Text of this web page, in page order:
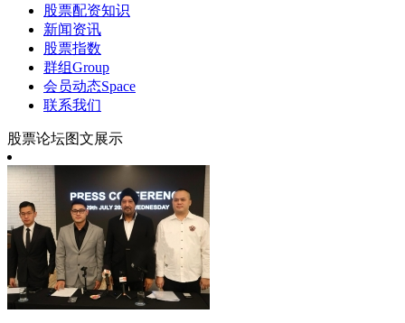
股票配资知识
新闻资讯
股票指数
群组Group
会员动态Space
联系我们
股票论坛图文展示